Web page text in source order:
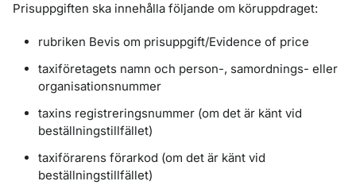
Prisuppgiften ska innehålla följande om köruppdraget:
rubriken Bevis om prisuppgift/Evidence of price
taxiföretagets namn och person-, samordnings- eller
organisationsnummer
taxins registreringsnummer (om det är känt vid
beställningstillfället)
taxiförarens förarkod (om det är känt vid
beställningstillfället)